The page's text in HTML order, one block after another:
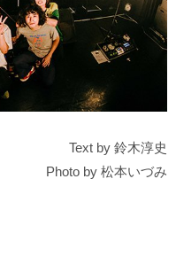
Text by 鈴木淳史
Photo by 松本いづみ